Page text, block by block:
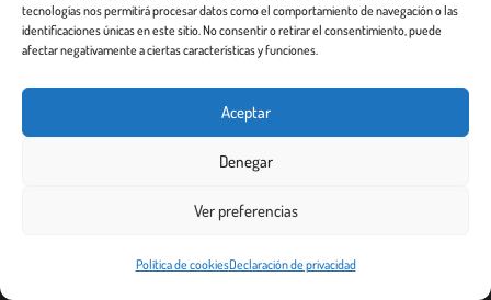
Este sitio web utiliza cookies para garantizar que obtenga la
tecnologías nos permitirá procesar datos como el comportamiento de navegación o las
identificaciones únicas en este sitio. No consentir o retirar el consentimiento, puede
afectar negativamente a ciertas características y funciones.
Aceptar
Denegar
Ver preferencias
Política de cookiesDeclaración de privacidad
Prevención contra piojos y liendres
Todos los derechos reservados 2.020